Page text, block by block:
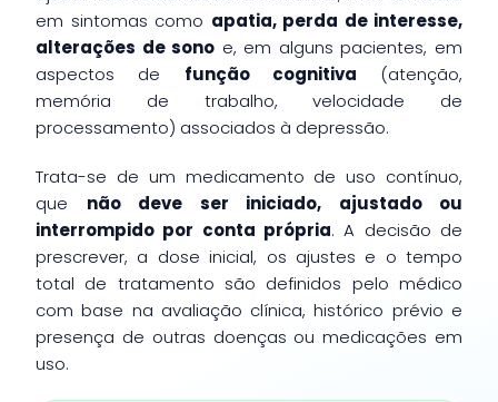
em sintomas como apatia, perda de interesse,
alterações de sono e, em alguns pacientes, em
aspectos de função cognitiva (atenção,
memória de trabalho, velocidade de
processamento) associados à depressão.
Trata-se de um medicamento de uso contínuo,
que não deve ser iniciado, ajustado ou
interrompido por conta própria. A decisão de
prescrever, a dose inicial, os ajustes e o tempo
total de tratamento são definidos pelo médico
com base na avaliação clínica, histórico prévio e
presença de outras doenças ou medicações em
uso.